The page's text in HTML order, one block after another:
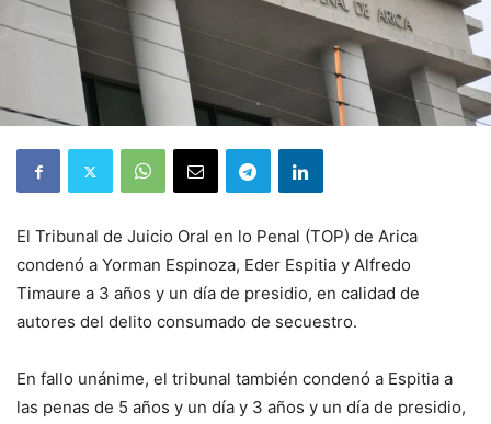
El Tribunal de Juicio Oral en lo Penal (TOP) de Arica
condenó a Yorman Espinoza, Eder Espitia y Alfredo
Timaure a 3 años y un día de presidio, en calidad de
autores del delito consumado de secuestro.
En fallo unánime, el tribunal también condenó a Espitia a
las penas de 5 años y un día y 3 años y un día de presidio,